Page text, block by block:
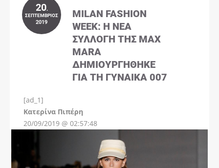
20.
ΣΕΠΤΈΜΒΡΙΟΣ
2019
MILAN FASHION
WEEK: Η ΝΈΑ
ΣΥΛΛΟΓΉ ΤΗΣ MAX
MARA
ΔΗΜΙΟΥΡΓΉΘΗΚΕ
ΓΙΑ ΤΗ ΓΥΝΑΊΚΑ 007
[ad_1]
Kατερίνα Πιπέρη
20/09/2019 @ 02:57:48